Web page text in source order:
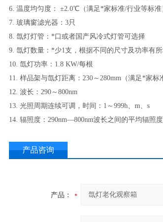
6. 温度均匀度： ±2.0℃（满足*家标准/行业等标准
7. 玻璃窗滤光器：3只
8. 氙灯灯管：*口或者国产风冷式灯管可选择
9. 氙灯数量：*少1支，根据不同的尺寸及功率有
10. 氙灯功率：1.8 KW/每根
11. 样品架与氙灯距离：230～280mm（满足*家标
12. 波长：290～800nm
13. 光照周期连续可调，时间：1～999h、m、s
14. 辐照度：290nm—800nm波长之间的平均辐照
产品咨询
产品：